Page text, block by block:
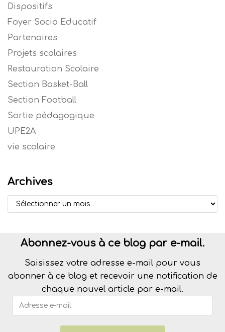
Dispositifs
Foyer Socio Educatif
Partenaires
Projets scolaires
Restauration Scolaire
Section Basket-Ball
Section Football
Sortie pédagogique
UPE2A
vie scolaire
Archives
Abonnez-vous à ce blog par e-mail.
Saisissez votre adresse e-mail pour vous
abonner à ce blog et recevoir une notification de
chaque nouvel article par e-mail.